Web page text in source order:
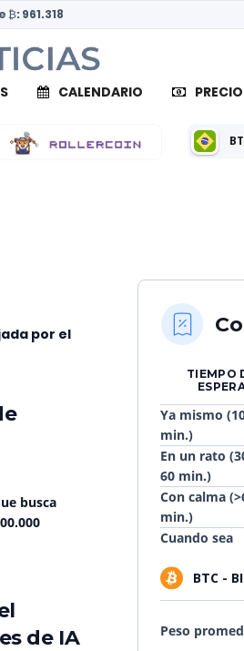
₿: 961.318
CALENDARIO
330.988,07
por el
busca
de IA
TIEMPO
Ya mismo
min.)
En un rato
60 min.)
Con calma
min.)
Cuando sea
BTC -
Peso